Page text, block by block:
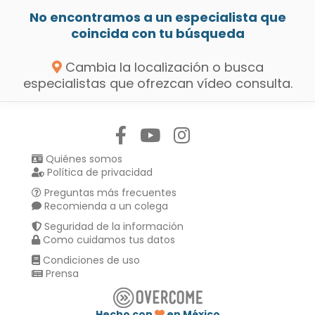
No encontramos a un especialista que
coincida con tu búsqueda
Cambia la localización o busca
especialistas que ofrezcan vídeo consulta.
Quiénes somos
Política de privacidad
Preguntas más frecuentes
Recomienda a un colega
Seguridad de la información
Como cuidamos tus datos
Condiciones de uso
Prensa